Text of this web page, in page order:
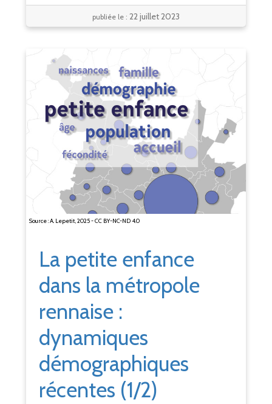
publiée le : 22 juillet 2023
Source : A. Lepetit, 2025 - CC BY-NC-ND 4.0
La petite enfance
dans la métropole
rennaise :
dynamiques
démographiques
récentes (1/2)